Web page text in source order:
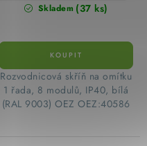
Skladem (37 ks)
​Rozvodnicová skříň na omítku
1 řada, 8 modulů, IP40, bílá
(RAL 9003) OEZ OEZ:40586